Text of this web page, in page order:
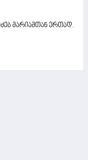
მარიამთან ერთად.